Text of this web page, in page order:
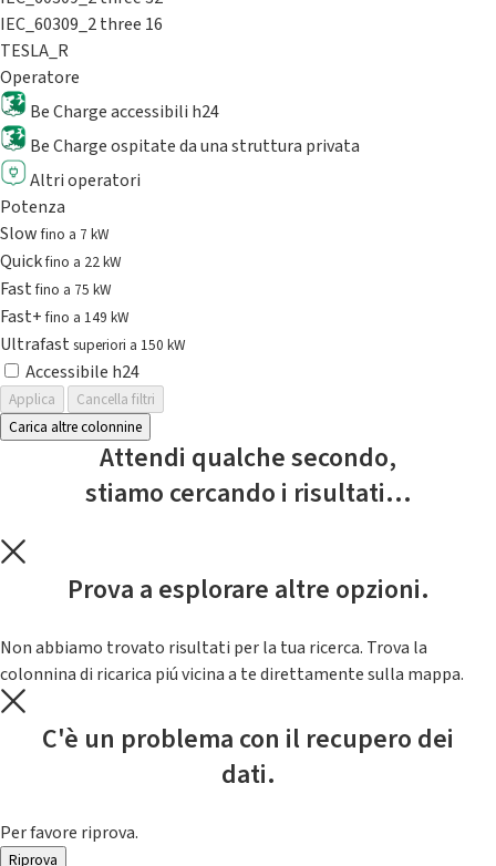
IEC_60309_2 three 16
TESLA_R
Operatore
Be Charge accessibili h24
Be Charge ospitate da una struttura privata
Altri operatori
Potenza
Slowfino a 7 kW
Quickfino a 22 kW
Fastfino a 75 kW
Fast+fino a 149 kW
Ultrafast superiori a 150 kW
Accessibile h24
Applica
Cancella filtri
Carica altre colonnine
Attendi qualche secondo,
stiamo cercando i risultati...
Prova a esplorare altre opzioni.
Non abbiamo trovato risultati per la tua ricerca. Trova la
colonnina di ricarica piú vicina a te direttamente sulla mappa.
C'è un problema con il recupero dei
dati.
Per favore riprova.
Riprova